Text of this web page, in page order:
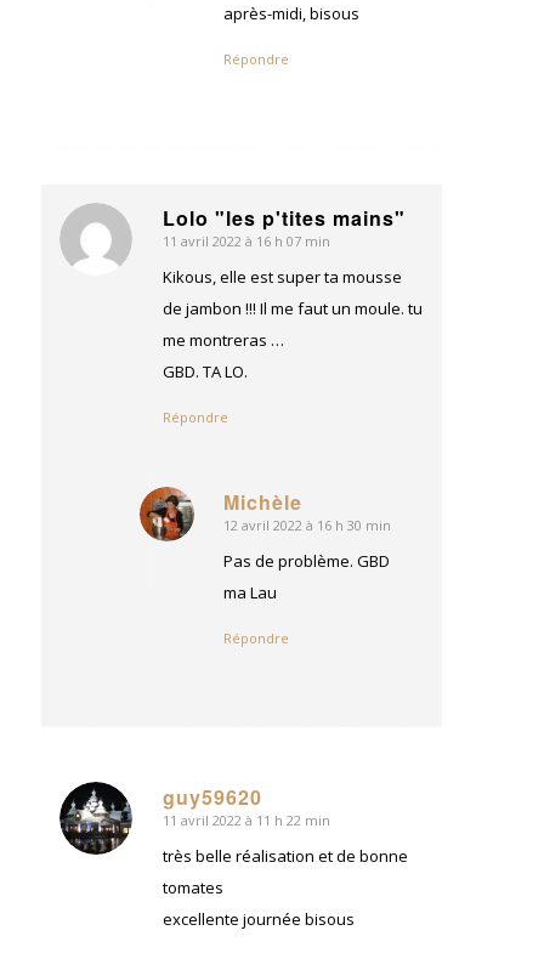
après-midi, bisous
Répondre
Lolo "les p'tites mains"
dit
:
11 avril 2022 à 16 h 07 min
Kikous, elle est super ta mousse
de jambon !!! Il me faut un moule. tu
me montreras …
GBD. TA LO.
Répondre
Michèle
dit
12 avril 2022 à 16 h 30 min
Pas de problème. GBD
ma Lau
Répondre
guy59620
dit
:
11 avril 2022 à 11 h 22 min
très belle réalisation et de bonne
tomates
excellente journée bisous